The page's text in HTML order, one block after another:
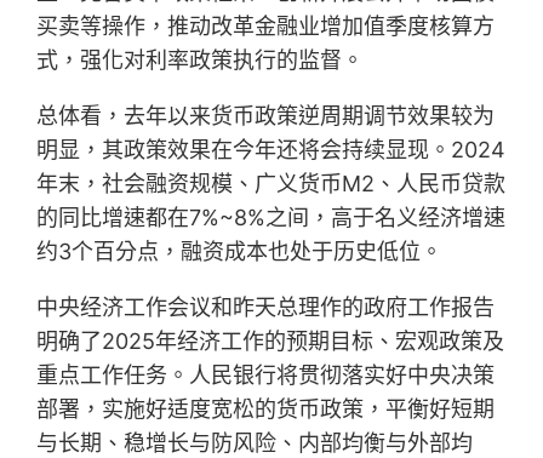
买卖等操作，推动改革金融业增加值季度核算方
式，强化对利率政策执行的监督。
总体看，去年以来货币政策逆周期调节效果较为
明显，其政策效果在今年还将会持续显现。2024
年末，社会融资规模、广义货币M2、人民币贷款
的同比增速都在7%~8%之间，高于名义经济增速
约3个百分点，融资成本也处于历史低位。
中央经济工作会议和昨天总理作的政府工作报告
明确了2025年经济工作的预期目标、宏观政策及
重点工作任务。人民银行将贯彻落实好中央决策
部署，实施好适度宽松的货币政策，平衡好短期
与长期、稳增长与防风险、内部均衡与外部均